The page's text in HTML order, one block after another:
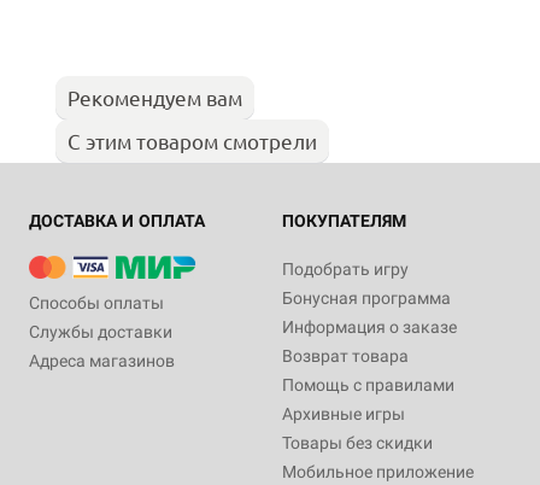
Рекомендуем вам
С этим товаром смотрели
ДОСТАВКА И ОПЛАТА
Способы оплаты
Службы доставки
Адреса магазинов
ПОКУПАТЕЛЯМ
Подобрать игру
Бонусная программа
Информация о заказе
Возврат товара
Помощь с правилами
Архивные игры
Товары без скидки
Мобильное приложение